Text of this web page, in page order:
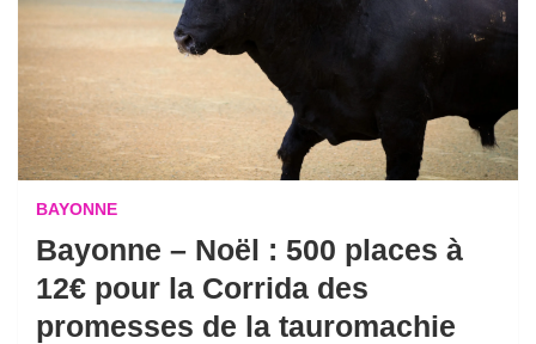
BAYONNE
Bayonne – Noël : 500 places à
12€ pour la Corrida des
promesses de la tauromachie